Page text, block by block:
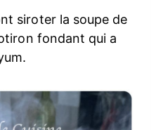
siroter la soupe de
fondant qui a